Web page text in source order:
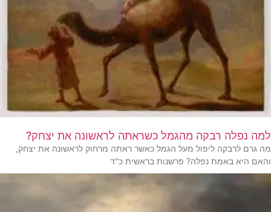
למה נפלה רבקה מהגמל כשראתה לראשונה את יצחק?
מה גרם לרבקה ליפול מעל הגמל כאשר ראתה מרחוק לראשונה את יצחק,
והאם היא באמת נפלה? פרשנות בראשית כ"ד